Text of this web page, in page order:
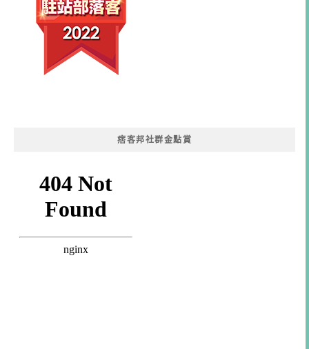
痞客邦社群金點賞